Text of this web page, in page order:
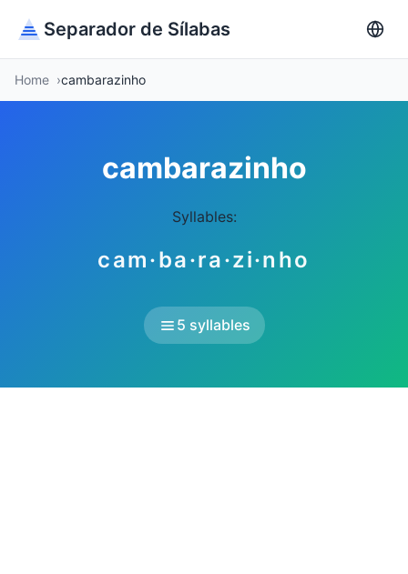
Separador de Sílabas
Home cambarazinho
cambarazinho
Syllables:
cam·ba·ra·zi·nho
5 syllables